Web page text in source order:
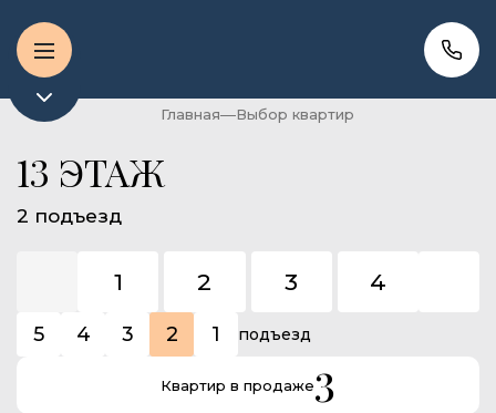
Главная Выбор квартир
13 ЭТАЖ
2 подъезд
1 2 3 4
Квартир в продаже3
подъезд
1
2
3
4
5